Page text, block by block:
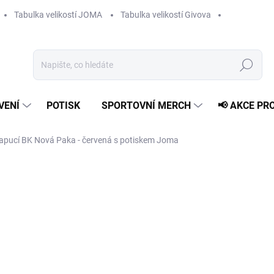
Tabulka velikostí JOMA Tabulka velikostí Givova
Hledat
POTISK SPORTOVNÍ MERCH 📢 AKCE
BK Nová Paka - červená s potiskem Joma